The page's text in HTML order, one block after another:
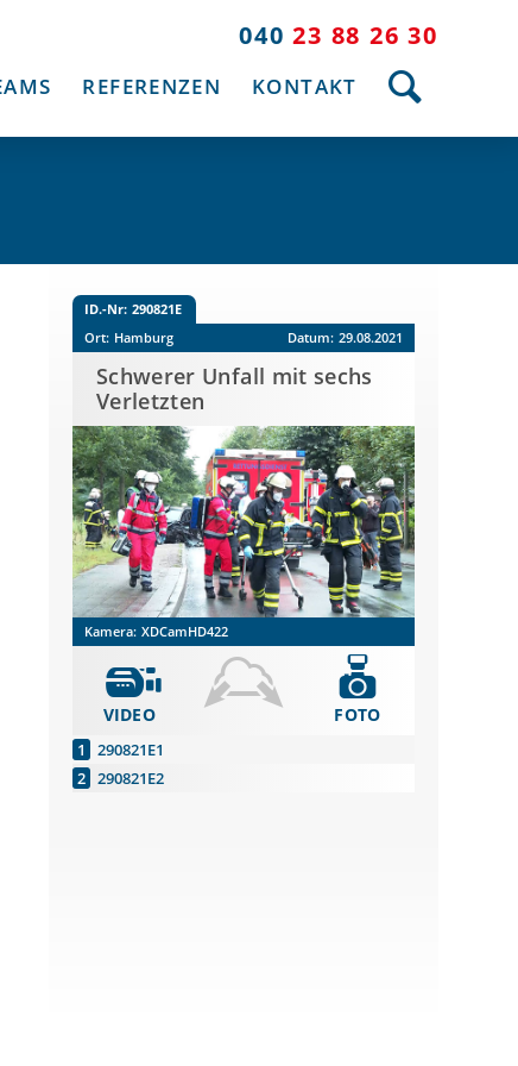
040 23 88 26 30
REFERENZEN KONTAKT
ID.-Nr: 290821E
Ort: Hamburg Datum: 29.08.2021
Schwerer Unfall mit sechs
Verletzten
Kamera: XDCamHD422
VIDEO
290821E1
290821E2
FOTO